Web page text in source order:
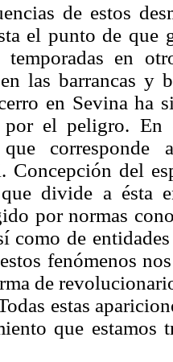
de estos
el punto de que
en
las barrancas y
en Sevina ha
por el peligro. En
que
Concepción del
divide a ésta
por normas
como de
fenómenos
de
estas
que